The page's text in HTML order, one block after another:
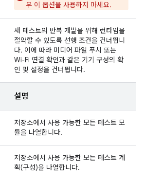
우 이 옵션을 사용하지 마세요.
새 테스트의 반복 개발을 위해 런타임을
절약할 수 있도록 선행 조건을 건너뜁니
다. 이에 따라 미디어 파일 푸시 또는
Wi-Fi 연결 확인과 같은 기기 구성의 확
인 및 설정을 건너뜁니다.
설명
저장소에서 사용 가능한 모든 테스트 모
듈을 나열합니다.
저장소에서 사용 가능한 모든 테스트 계
획(구성)을 나열합니다.